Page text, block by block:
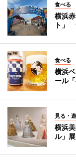
食べる
横浜
ト」
食べる
横浜
ール
見る・
横浜
ル」